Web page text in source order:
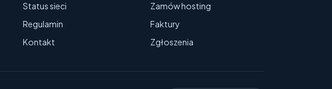
Status sieci
Regulamin
Kontakt
Zamów hosting
Faktury
Zgłoszenia